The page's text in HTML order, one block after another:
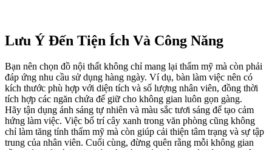
Lưu Ý Đến Tiện Ích Và Công Năng
Bạn nên chọn đồ nội thất không chỉ mang lại thẩm mỹ mà còn phải
đáp ứng nhu cầu sử dụng hàng ngày. Ví dụ, bàn làm việc nên có
kích thước phù hợp với diện tích và số lượng nhân viên, đồng thời
tích hợp các ngăn chứa để giữ cho không gian luôn gọn gàng.
Hãy tận dụng ánh sáng tự nhiên và màu sắc tươi sáng để tạo cảm
hứng làm việc. Việc bố trí cây xanh trong văn phòng cũng không
chỉ làm tăng tính thẩm mỹ mà còn giúp cải thiện tâm trạng và sự tập
trung của nhân viên. Cuối cùng, đừng quên rằng mỗi không gian